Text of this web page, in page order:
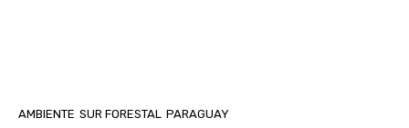
AMBIENTE SUR FORESTAL PARAGUAY